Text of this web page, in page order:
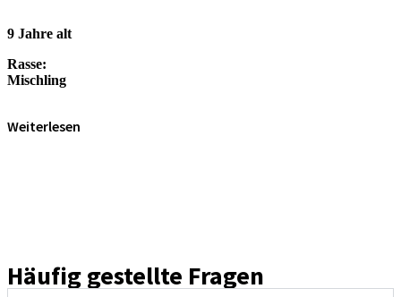
9 Jahre alt
Rasse:
Mischling
Weiterlesen
Häufig gestellte Fragen